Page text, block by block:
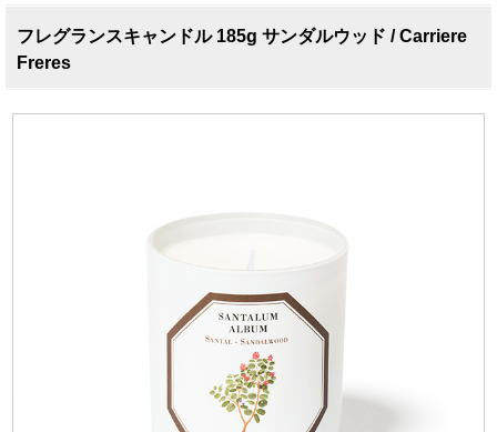
フレグランスキャンドル 185g サンダルウッド / Carriere
Freres